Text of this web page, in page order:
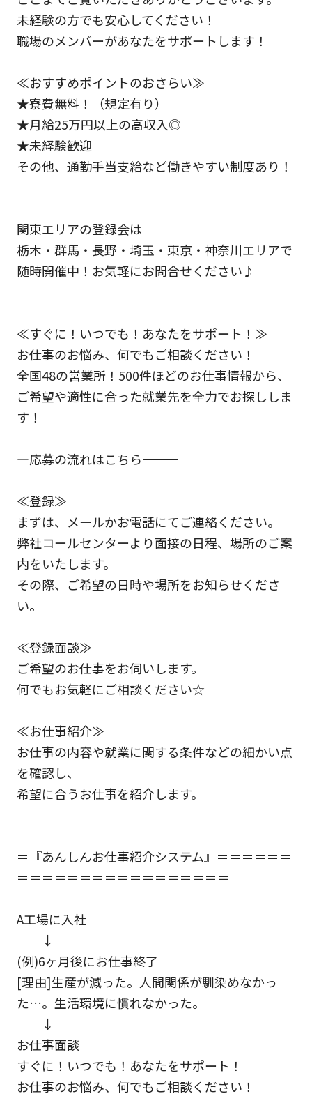
未経験の方でも安心してください！
職場のメンバーがあなたをサポートします！
≪おすすめポイントのおさらい≫
★寮費無料！（規定有り）
★月給25万円以上の高収入◎
★未経験歓迎
その他、通勤手当支給など働きやすい制度あり！
関東エリアの登録会は
栃木・群馬・長野・埼玉・東京・神奈川エリアで
随時開催中！お気軽にお問合せください♪
≪すぐに！いつでも！あなたをサポート！≫
お仕事のお悩み、何でもご相談ください！
全国48の営業所！500件ほどのお仕事情報から、
ご希望や適性に合った就業先を全力でお探ししま
す！
―応募の流れはこちら―――――――――――――――――――――――――――――
≪登録≫
まずは、メールかお電話にてご連絡ください。
弊社コールセンターより面接の日程、場所のご案
内をいたします。
その際、ご希望の日時や場所をお知らせくださ
い。
≪登録面談≫
ご希望のお仕事をお伺いします。
何でもお気軽にご相談ください☆
≪お仕事紹介≫
お仕事の内容や就業に関する条件などの細かい点
を確認し、
希望に合うお仕事を紹介します。
＝『あんしんお仕事紹介システム』＝＝＝＝＝＝
＝＝＝＝＝＝＝＝＝＝＝＝＝＝＝＝＝
A工場に入社
↓
(例)6ヶ月後にお仕事終了
[理由]生産が減った。人間関係が馴染めなかっ
た…。生活環境に慣れなかった。
↓
お仕事面談
すぐに！いつでも！あなたをサポート！
お仕事のお悩み、何でもご相談ください！